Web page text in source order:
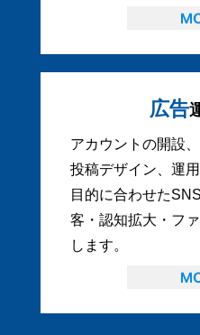
広告
アカウントの開設
投稿デザイン、運
目的に合わせた
客・認知拡大・フ
します。